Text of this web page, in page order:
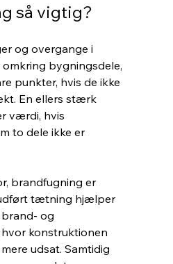
så vigtig?
og overgange i
bygningsdele,
punkter, hvis de ikke
En ellers stærk
værdi, hvis
to dele ikke er
brandfugning er
tætning hjælper
og
konstruktionen
udsat. Samtidig